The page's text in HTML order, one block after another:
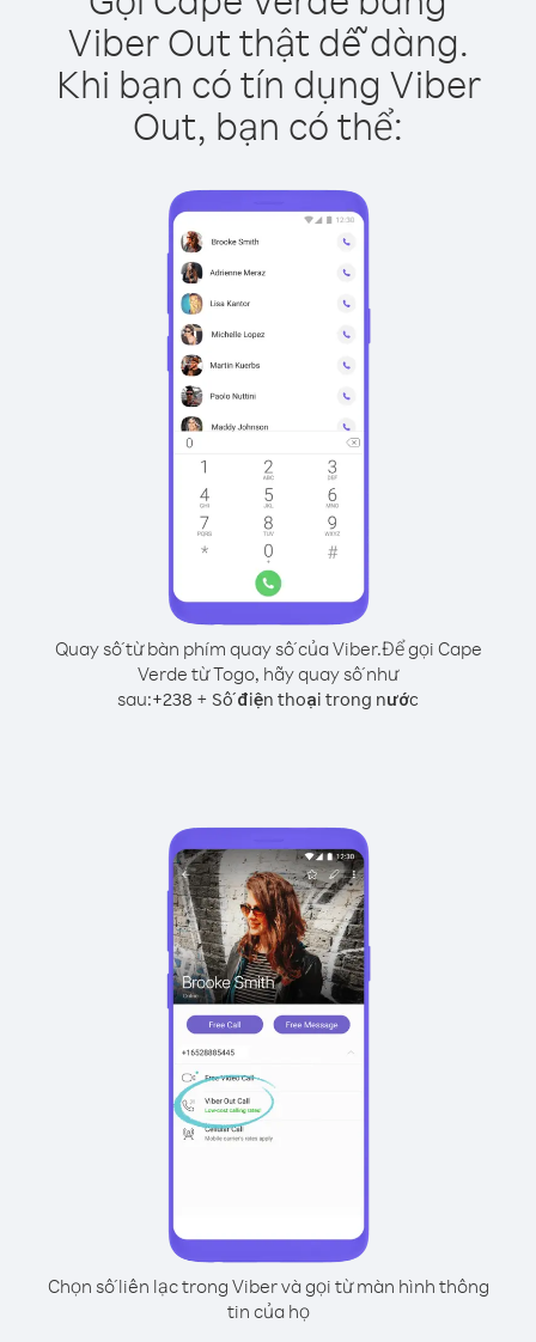
Viber Out thật dễ dàng.
Khi bạn có tín dụng Viber
Out, bạn có thể:
Quay số từ bàn phím quay số của Viber.Để gọi Cape
Verde từ Togo, hãy quay số như
sau:+238 + Số điện thoại trong nước
Chọn số liên lạc trong Viber và gọi từ màn hình thông
tin của họ